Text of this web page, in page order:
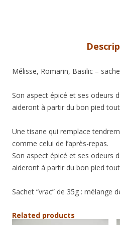
Mélisse, Romarin, Basilic –
Son aspect épicé et ses odeurs
aideront à partir du bon pied
Une tisane qui remplace
comme celui de l’après-repas.
Son aspect épicé et ses odeurs
aideront à partir du bon pied
Sachet “vrac” de 35g : mélange
Related products